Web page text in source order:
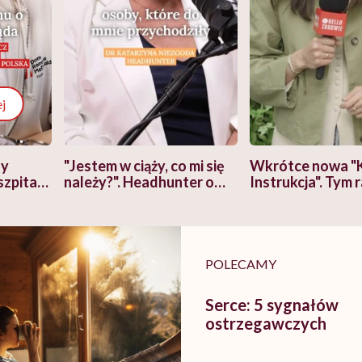
"Jestem w ciąży, co mi się
należy?". Headhunter o
pracy
Wkrótce nowa
Instrukcja". Tym
POLECAMY
Serce: 5 sygnałów
ostrzegawczych